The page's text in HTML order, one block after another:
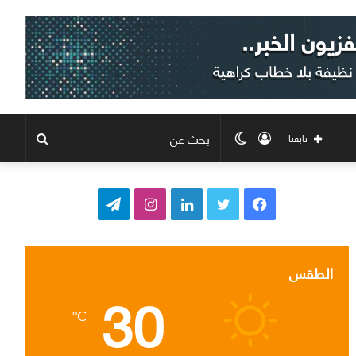
الوضع
المظلم
تسجيل
الدخول
تابعنا
ف
ب
و
ق
ت
ر
الطقس 30
℃